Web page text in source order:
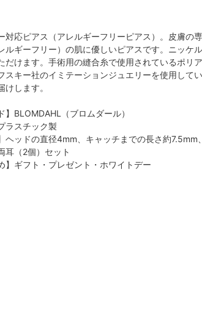
対応ピアス（アレルギーフリーピアス）。皮膚の
ルギーフリー）の肌に優しいピアスです。ニッケ
だけます。手術用の縫合糸で使用されているポリ
スキー社のイミテーションジュエリーを使用して
けします。
】BLOMDAHL（ブロムダール）
ラスチック製
ヘッドの直径4mm、キャッチまでの長さ約
耳（2個）セット
】ギフト・プレゼント・ホワイトデー